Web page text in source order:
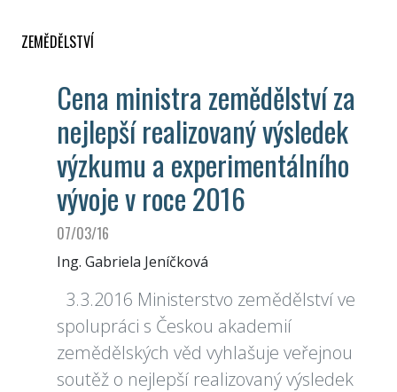
ZEMĚDĚLSTVÍ
Cena ministra zemědělství za
nejlepší realizovaný výsledek
výzkumu a experimentálního
vývoje v roce 2016
07/03/16
Ing. Gabriela Jeníčková
3.3.2016 Ministerstvo zemědělství ve
spolupráci s Českou akademií
zemědělských věd vyhlašuje veřejnou
soutěž o nejlepší realizovaný výsledek